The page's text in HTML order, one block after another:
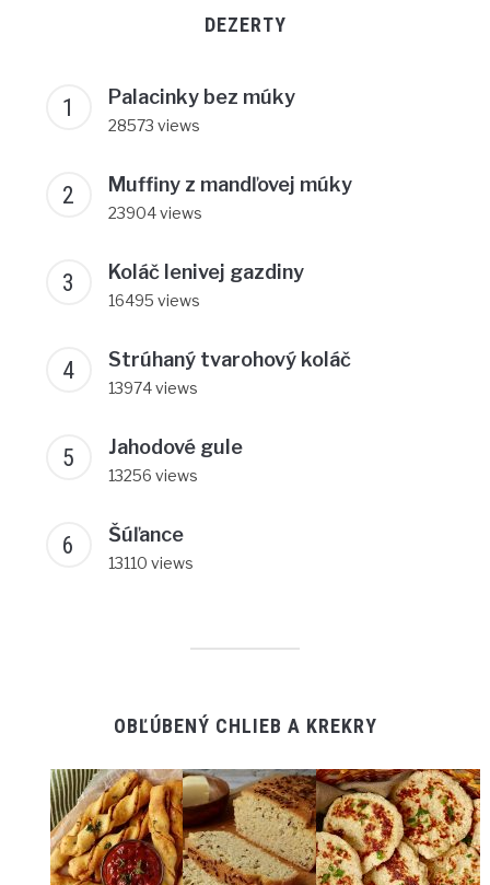
DEZERTY
Palacinky bez múky
28573 views
Muffiny z mandľovej múky
23904 views
Koláč lenivej gazdiny
16495 views
Strúhaný tvarohový koláč
13974 views
Jahodové gule
13256 views
Šúľance
13110 views
OBĽÚBENÝ CHLIEB A KREKRY